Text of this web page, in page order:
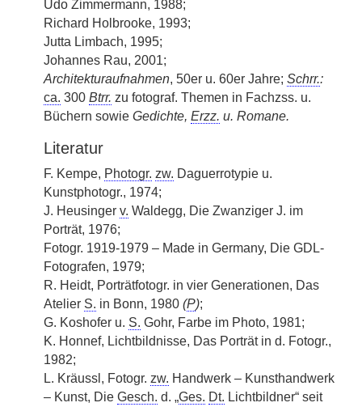
Udo Zimmermann, 1988;
Richard Holbrooke, 1993;
Jutta Limbach, 1995;
Johannes Rau, 2001;
Architekturaufnahmen, 50er u. 60er Jahre; Schrr.:
ca. 300 Btrr. zu fotograf. Themen in Fachzss. u.
Büchern sowie Gedichte, Erzz. u. Romane.
Literatur
F. Kempe, Photogr. zw. Daguerrotypie u.
Kunstphotogr., 1974;
J. Heusinger v. Waldegg, Die Zwanziger J. im
Porträt, 1976;
Fotogr. 1919-1979 – Made in Germany, Die GDL-
Fotografen, 1979;
R. Heidt, Porträtfotogr. in vier Generationen, Das
Atelier S. in Bonn, 1980 (P);
G. Koshofer u. S. Gohr, Farbe im Photo, 1981;
K. Honnef, Lichtbildnisse, Das Porträt in d. Fotogr.,
1982;
L. Kräussl, Fotogr. zw. Handwerk – Kunsthandwerk
– Kunst, Die Gesch. d. „Ges. Dt. Lichtbildner“ seit